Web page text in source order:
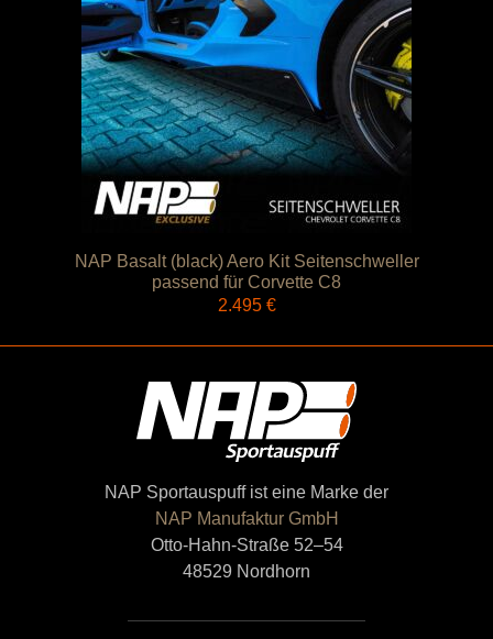
NAP Basalt (black) Aero Kit Seitenschweller
passend für Corvette C8
2.495 €
NAP Sportauspuff ist eine Marke der
NAP Manufaktur GmbH
Otto-Hahn-Straße 52–54
48529 Nordhorn